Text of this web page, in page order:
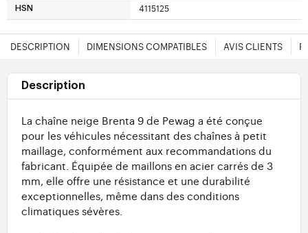
HSN 4115125
DESCRIPTION DIMENSIONS COMPATIBLES AVIS CLIENTS
Description
La chaîne neige Brenta 9 de Pewag a été conçue
pour les véhicules nécessitant des chaînes à petit
maillage, conformément aux recommandations du
fabricant. Équipée de maillons en acier carrés de 3
mm, elle offre une résistance et une durabilité
exceptionnelles, même dans des conditions
climatiques sévères.